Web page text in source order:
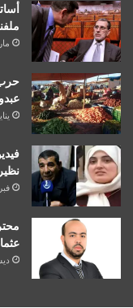
حرب
يناير 4,